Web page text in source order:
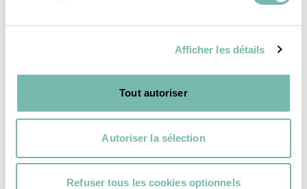
Afficher les détails
Tout autoriser
Autoriser la sélection
Refuser tous les cookies optionnels
RESSOURCERIE LE CARRÉ
MAÇONNERIE, GROS OEUVRE